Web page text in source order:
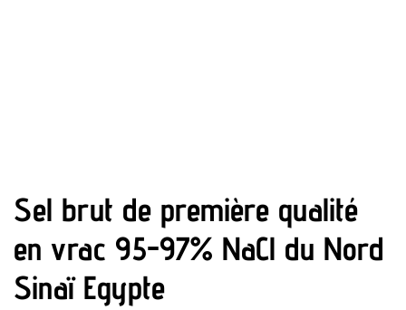
Sel brut de première qualité
en vrac 95-97% NaCl du Nord
Sinaï Egypte